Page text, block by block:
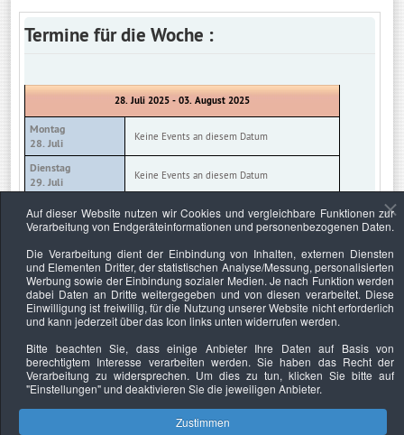
Termine für die Woche :
28. Juli 2025 - 03. August 2025
Montag
28. Juli
Keine Events an diesem Datum
Dienstag
29. Juli
Keine Events an diesem Datum
Mittwoch
30. Juli
Keine Events an diesem Datum
31. Juli
Keine Events an diesem Datum
Freitag
01. August
Keine Events an diesem Datum
Samstag
Sonntag
03. August
Keine Events an diesem Datum
Auf dieser Website nutzen wir Cookies und vergleichbare Funktionen zur
Verarbeitung von Endgeräteinformationen und personenbezogenen Daten.
Die Verarbeitung dient der Einbindung von Inhalten, externen Diensten
und Elementen Dritter, der statistischen Analyse/Messung, personalisierten
Werbung sowie der Einbindung sozialer Medien. Je nach Funktion werden
dabei Daten an Dritte weitergegeben und von diesen verarbeitet. Diese
Einwilligung ist freiwillig, für die Nutzung unserer Website nicht erforderlich
und kann jederzeit über das Icon links unten widerrufen werden.
Bitte beachten Sie, dass einige Anbieter Ihre Daten auf Basis von
berechtigtem Interesse verarbeiten werden. Sie haben das Recht der
Verarbeitung zu widersprechen. Um dies zu tun, klicken Sie bitte auf
"Einstellungen"und deaktivieren Sie die jeweiligen Anbieter.
Zustimmen